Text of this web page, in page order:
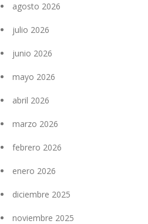
agosto 2026
julio 2026
junio 2026
mayo 2026
abril 2026
marzo 2026
febrero 2026
enero 2026
diciembre 2025
noviembre 2025